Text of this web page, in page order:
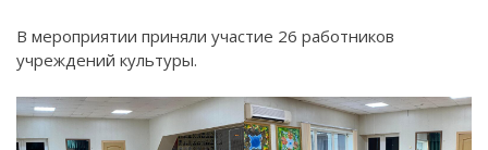
В мероприятии приняли участие 26 работников
учреждений культуры.